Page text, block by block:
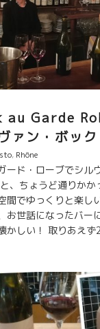
ション・カルボ醸造)
ルボです。 しかも
。 完璧MCからくる
いく。 あさみは、
きだった。 あさみが
・ローブは、小さな
ンはその中でも飛ぶ
て笑いが止まらない
さんて寛に是非
！ Bon mariage
Bistro
et il faut faire
bistro
bien réputé.
avec Madoka
c’est «
donne une […]
Garde
ァン・ボック
, Rhône
ード・ローブでシル
、ちょうど通りかか
間でゆっくりと楽し
お世話になったバー
かしい！ 取りあえ
赤をテスティング。
ジュ！！ 白は、最
った『エキリブリス
・サン・ブラン
は綺麗な酸味にし